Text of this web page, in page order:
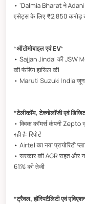
• 'Dalmia Bharat ने Adani
एसेट्स के लिए ₹2,850 करोड़
*ऑटोमोबाइल एवं EV*
• Sajjan Jindal की JSW
की फंडिंग हासिल की
• Maruti Suzuki India जून
*टेलीकॉम, टेक्नोलॉजी एवं
• क्विक कॉमर्स कंपनी Zepto
रही है: रिपोर्ट
• Airtel का नया प्रायोरिटी
• सरकार की AGR राहत
61% की तेजी
*ट्रैवल, हॉस्पिटैलिटी एवं